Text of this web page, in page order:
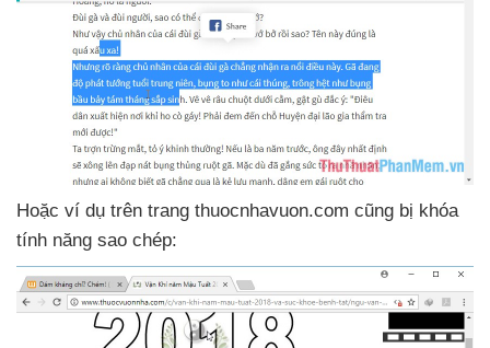
Hoặc ví dụ trên trang thuocnhavuon.com cũng bị khóa
tính năng sao chép: